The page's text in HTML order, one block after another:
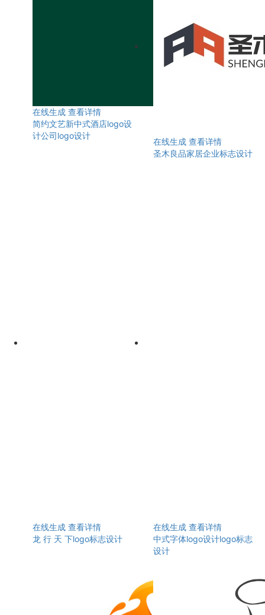
在线生成 查看详情
简约文艺新中式酒店logo设
计公司logo设计
在线生成 查看详情
圣木良品家居企业标志设计
在线生成 查看详情
龙 行 天 下logo标志设计
在线生成 查看详情
中式字体logo设计logo标志
设计